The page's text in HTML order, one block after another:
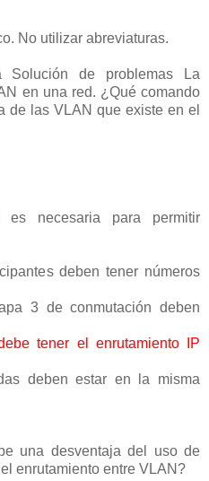
No utilizar abreviaturas.
de problemas La
en una red. ¿Qué comando
de las VLAN que existe en el
necesaria para permitir
deben tener números
3 de conmutación deben
tener el enrutamiento IP
deben estar en la misma
una desventaja del uso de
enrutamiento entre VLAN?